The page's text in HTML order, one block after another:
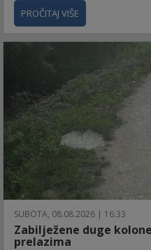
PROČITAJ VIŠE
SUBOTA, 08.08.2026 | 16:33
Zabilježene duge
prelazima